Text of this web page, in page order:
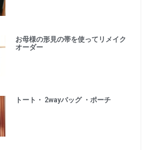
お母様の形見の帯を使ってリメイク
オーダー
トート・ 2wayバッグ ・ポーチ